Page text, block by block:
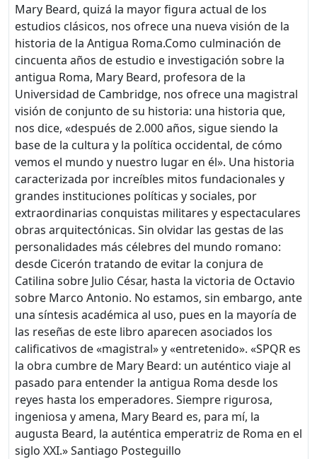
Mary Beard, quizá la mayor figura actual de los
estudios clásicos, nos ofrece una nueva visión de la
historia de la Antigua Roma.Como culminación de
cincuenta años de estudio e investigación sobre la
antigua Roma, Mary Beard, profesora de la
Universidad de Cambridge, nos ofrece una magistral
visión de conjunto de su historia: una historia que,
nos dice, «después de 2.000 años, sigue siendo la
base de la cultura y la política occidental, de cómo
vemos el mundo y nuestro lugar en él». Una historia
caracterizada por increíbles mitos fundacionales y
grandes instituciones políticas y sociales, por
extraordinarias conquistas militares y espectaculares
obras arquitectónicas. Sin olvidar las gestas de las
personalidades más célebres del mundo romano:
desde Cicerón tratando de evitar la conjura de
Catilina sobre Julio César, hasta la victoria de Octavio
sobre Marco Antonio. No estamos, sin embargo, ante
una síntesis académica al uso, pues en la mayoría de
las reseñas de este libro aparecen asociados los
calificativos de «magistral» y «entretenido». «SPQR es
la obra cumbre de Mary Beard: un auténtico viaje al
pasado para entender la antigua Roma desde los
reyes hasta los emperadores. Siempre rigurosa,
ingeniosa y amena, Mary Beard es, para mí, la
augusta Beard, la auténtica emperatriz de Roma en el
siglo XXI.» Santiago Posteguillo